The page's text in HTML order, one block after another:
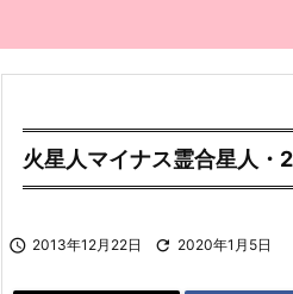
火星人マイナス霊合星人・
 2013年12月22日  2020年1月5日